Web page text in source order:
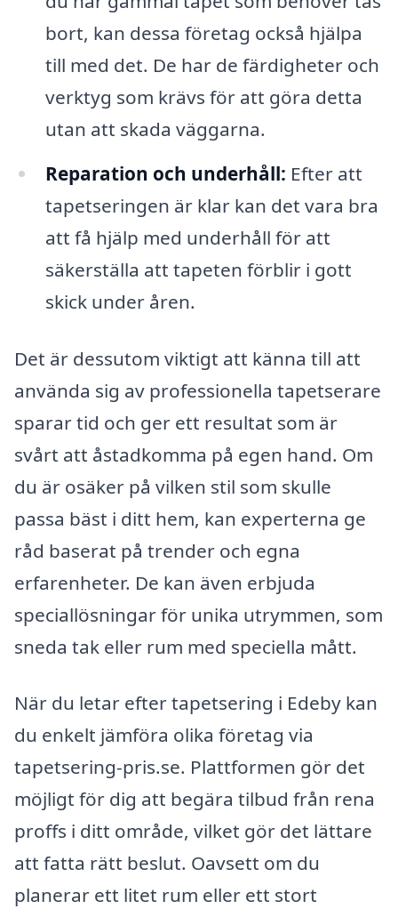
bort, kan dessa företag också hjälpa
till med det. De har de färdigheter och
verktyg som krävs för att göra detta
utan att skada väggarna.
Reparation och underhåll: Efter att
tapetseringen är klar kan det vara bra
att få hjälp med underhåll för att
säkerställa att tapeten förblir i gott
skick under åren.
Det är dessutom viktigt att känna till att
använda sig av professionella tapetserare
sparar tid och ger ett resultat som är
svårt att åstadkomma på egen hand. Om
du är osäker på vilken stil som skulle
passa bäst i ditt hem, kan experterna ge
råd baserat på trender och egna
erfarenheter. De kan även erbjuda
speciallösningar för unika utrymmen, som
sneda tak eller rum med speciella mått.
När du letar efter tapetsering i Edeby kan
du enkelt jämföra olika företag via
tapetsering-pris.se. Plattformen gör det
möjligt för dig att begära tilbud från rena
proffs i ditt område, vilket gör det lättare
att fatta rätt beslut. Oavsett om du
planerar ett litet rum eller ett stort